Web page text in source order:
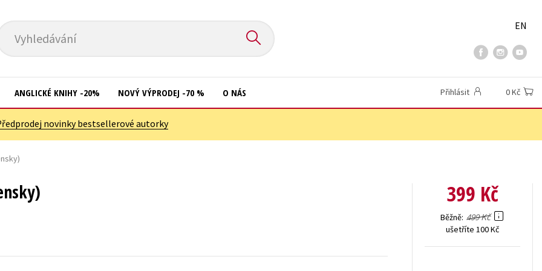
Vyhledávání
EN
New Adult
ANGLICKÉ KNIHY -20% NOVÝ VÝPRODEJ -70 % O NÁS Přihlásit 0 Kč
novinky bestsellerové autorky
399 Kč
Běžně 499 Kč
ušetříte 100 Kč